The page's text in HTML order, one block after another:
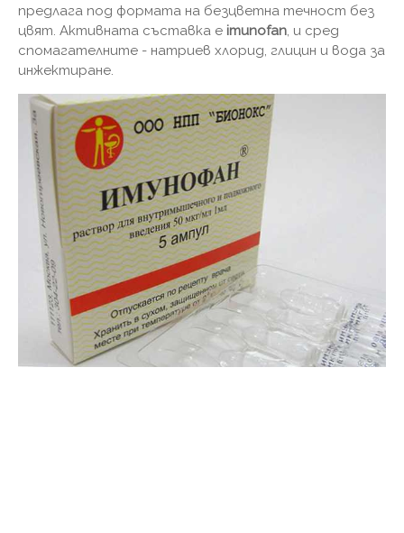
предлага под формата на безцветна течност без
цвят. Активната съставка е imunofan, и сред
спомагателните - натриев хлорид, глицин и вода за
инжектиране.